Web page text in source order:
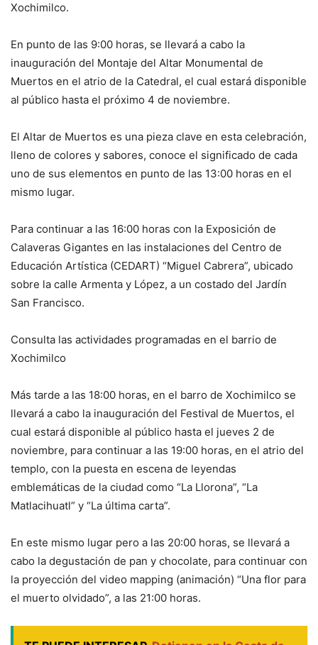
Xochimilco.
En punto de las 9:00 horas, se llevará a cabo la
inauguración del Montaje del Altar Monumental de
Muertos en el atrio de la Catedral, el cual estará disponible
al público hasta el próximo 4 de noviembre.
El Altar de Muertos es una pieza clave en esta celebración,
lleno de colores y sabores, conoce el significado de cada
uno de sus elementos en punto de las 13:00 horas en el
mismo lugar.
Para continuar a las 16:00 horas con la Exposición de
Calaveras Gigantes en las instalaciones del Centro de
Educación Artística (CEDART) “Miguel Cabrera”, ubicado
sobre la calle Armenta y López, a un costado del Jardín
San Francisco.
Consulta las actividades programadas en el barrio de
Xochimilco
Más tarde a las 18:00 horas, en el barro de Xochimilco se
llevará a cabo la inauguración del Festival de Muertos, el
cual estará disponible al público hasta el jueves 2 de
noviembre, para continuar a las 19:00 horas, en el atrio del
templo, con la puesta en escena de leyendas
emblemáticas de la ciudad como “La Llorona”, “La
Matlacihuatl” y “La última carta”.
En este mismo lugar pero a las 20:00 horas, se llevará a
cabo la degustación de pan y chocolate, para continuar con
la proyección del video mapping (animación) “Una flor para
el muerto olvidado”, a las 21:00 horas.